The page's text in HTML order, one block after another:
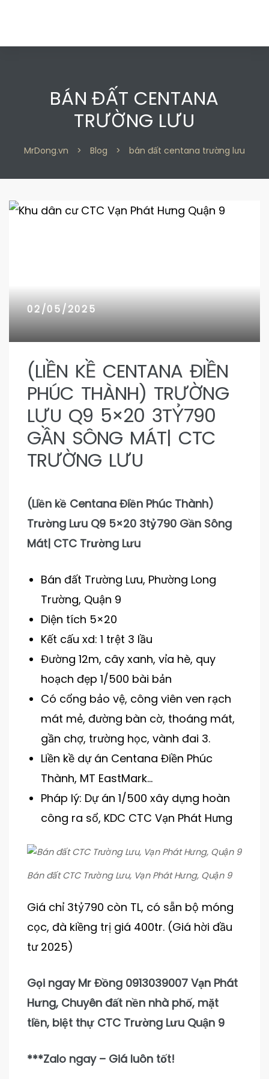
BÁN ĐẤT CENTANA
TRƯỜNG LƯU
MrDong.vn > Blog > bán đất centana trường lưu
02/05/2025
(LIỀN KỀ CENTANA ĐIỀN
PHÚC THÀNH) TRƯỜNG
LƯU Q9 5×20 3TỶ790
GẦN SÔNG MÁT| CTC
TRƯỜNG LƯU
(Liền kề Centana Điền Phúc Thành)
Trường Lưu Q9 5×20 3tỷ790 Gần Sông
Mát| CTC Trường Lưu
Bán đất Trường Lưu, Phường Long
Trường, Quận 9
Diện tích 5×20
Kết cấu xd: 1 trệt 3 lầu
Đường 12m, cây xanh, vỉa hè, quy
hoạch đẹp 1/500 bài bản
Có cổng bảo vệ, công viên ven rạch
mát mẻ, đường bàn cờ, thoáng mát,
gần chợ, trường học, vành đai 3.
Liền kề dự án Centana Điền Phúc
Thành, MT EastMark…
Pháp lý: Dự án 1/500 xây dựng hoàn
công ra sổ, KDC CTC Vạn Phát Hưng
Bán đất CTC Trường Lưu, Vạn Phát Hưng, Quận 9
Giá chỉ 3tỷ790 còn TL, có sẵn bộ móng
cọc, đà kiềng trị giá 400tr. (Giá hời đầu
tư 2025)
Gọi ngay Mr Đồng 0913039007 Vạn Phát
Hưng, Chuyên đất nền nhà phố, mặt
tiền, biệt thự CTC Trường Lưu Quận 9
***Zalo ngay – Giá luôn tốt!